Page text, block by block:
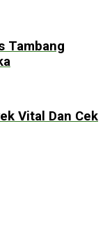
Tambang
Vital Dan Cek